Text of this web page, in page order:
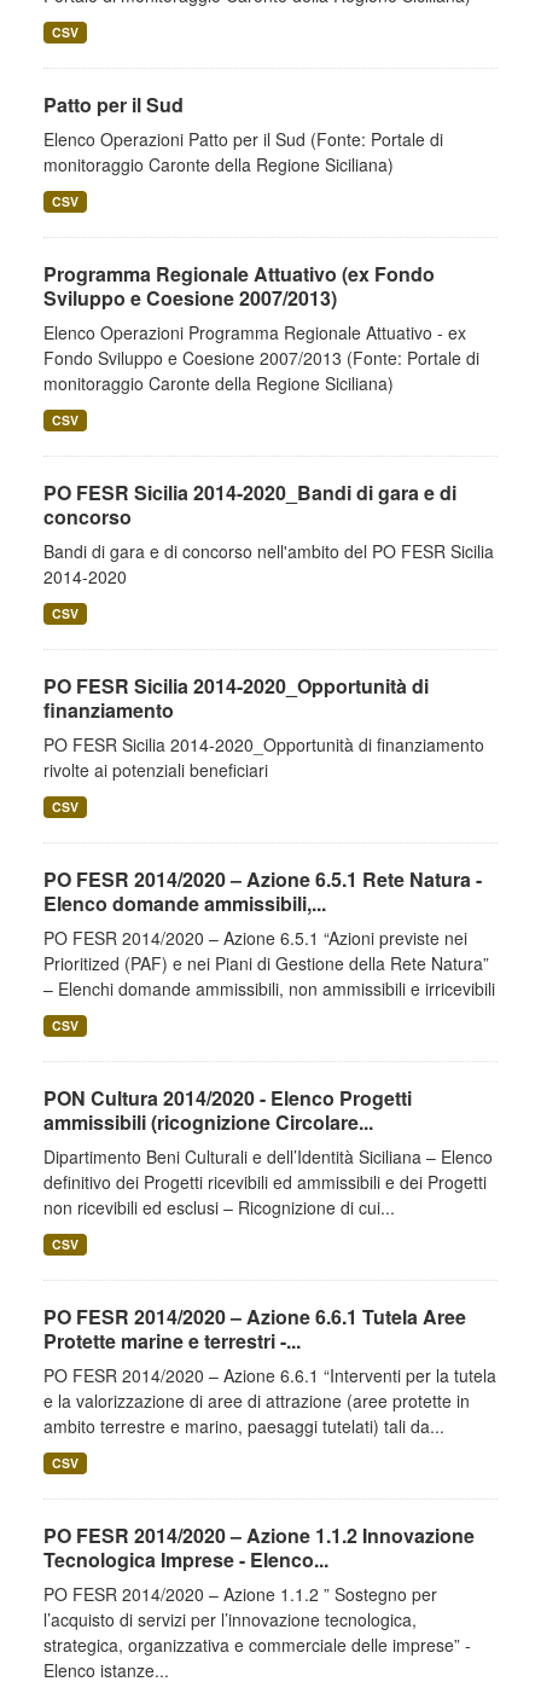
CSV
Patto per il Sud
Elenco Operazioni Patto per il Sud (Fonte: Portale di
monitoraggio Caronte della Regione Siciliana)
CSV
Programma Regionale Attuativo (ex Fondo
Sviluppo e Coesione 2007/2013)
Elenco Operazioni Programma Regionale Attuativo - ex
Fondo Sviluppo e Coesione 2007/2013 (Fonte: Portale di
monitoraggio Caronte della Regione Siciliana)
CSV
PO FESR Sicilia 2014-2020_Bandi di gara e di
concorso
Bandi di gara e di concorso nell'ambito del PO FESR Sicilia
2014-2020
CSV
PO FESR Sicilia 2014-2020_Opportunità di
finanziamento
PO FESR Sicilia 2014-2020_Opportunità di finanziamento
rivolte ai potenziali beneficiari
CSV
PO FESR 2014/2020 – Azione 6.5.1 Rete Natura -
Elenco domande ammissibili,...
PO FESR 2014/2020 – Azione 6.5.1 “Azioni previste nei
Prioritized (PAF) e nei Piani di Gestione della Rete Natura”
– Elenchi domande ammissibili, non ammissibili e irricevibili
CSV
PON Cultura 2014/2020 - Elenco Progetti
ammissibili (ricognizione Circolare...
Dipartimento Beni Culturali e dell’Identità Siciliana – Elenco
definitivo dei Progetti ricevibili ed ammissibili e dei Progetti
non ricevibili ed esclusi – Ricognizione di cui...
CSV
PO FESR 2014/2020 – Azione 6.6.1 Tutela Aree
Protette marine e terrestri -...
PO FESR 2014/2020 – Azione 6.6.1 “Interventi per la tutela
e la valorizzazione di aree di attrazione (aree protette in
ambito terrestre e marino, paesaggi tutelati) tali da...
CSV
PO FESR 2014/2020 – Azione 1.1.2 Innovazione
Tecnologica Imprese - Elenco...
PO FESR 2014/2020 – Azione 1.1.2 ” Sostegno per
l’acquisto di servizi per l’innovazione tecnologica,
strategica, organizzativa e commerciale delle imprese” -
Elenco istanze...